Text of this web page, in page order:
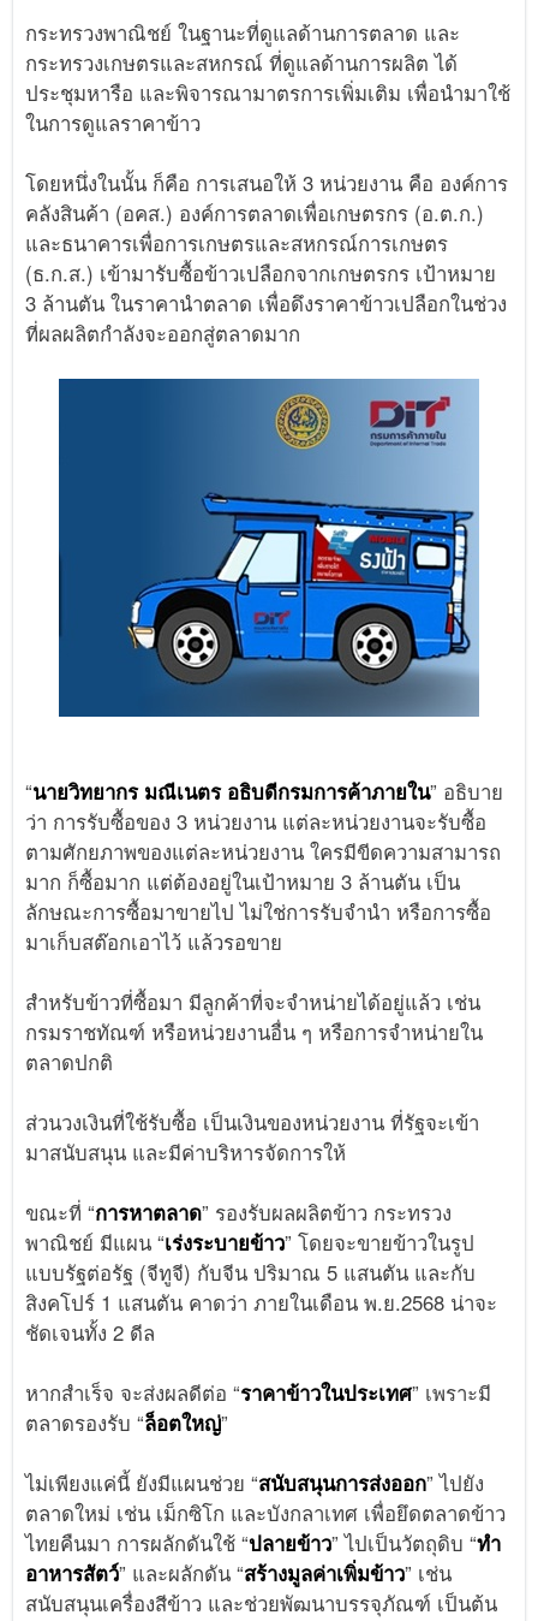
กระทรวงพาณิชย์ ในฐานะที่ดูแลด้านการตลาด และ
กระทรวงเกษตรและสหกรณ์ ที่ดูแลด้านการผลิต ได้
ประชุมหารือ และพิจารณามาตรการเพิ่มเติม เพื่อนำมาใช้
ในการดูแลราคาข้าว
โดยหนึ่งในนั้น ก็คือ การเสนอให้ 3 หน่วยงาน คือ องค์การ
คลังสินค้า (อคส.) องค์การตลาดเพื่อเกษตรกร (อ.ต.ก.)
และธนาคารเพื่อการเกษตรและสหกรณ์การเกษตร
(ธ.ก.ส.) เข้ามารับซื้อข้าวเปลือกจากเกษตรกร เป้าหมาย
3 ล้านตัน ในราคานำตลาด เพื่อดึงราคาข้าวเปลือกในช่วง
ที่ผลผลิตกำลังจะออกสู่ตลาดมาก
“นายวิทยากร มณีเนตร อธิบดีกรมการค้าภายใน” อธิบาย
ว่า การรับซื้อของ 3 หน่วยงาน แต่ละหน่วยงานจะรับซื้อ
ตามศักยภาพของแต่ละหน่วยงาน ใครมีขีดความสามารถ
มาก ก็ซื้อมาก แต่ต้องอยู่ในเป้าหมาย 3 ล้านตัน เป็น
ลักษณะการซื้อมาขายไป ไม่ใช่การรับจำนำ หรือการซื้อ
มาเก็บสต๊อกเอาไว้ แล้วรอขาย
สำหรับข้าวที่ซื้อมา มีลูกค้าที่จะจำหน่ายได้อยู่แล้ว เช่น
กรมราชทัณฑ์ หรือหน่วยงานอื่น ๆ หรือการจำหน่ายใน
ตลาดปกติ
ส่วนวงเงินที่ใช้รับซื้อ เป็นเงินของหน่วยงาน ที่รัฐจะเข้า
มาสนับสนุน และมีค่าบริหารจัดการให้
ขณะที่ “การหาตลาด” รองรับผลผลิตข้าว กระทรวง
พาณิชย์ มีแผน “เร่งระบายข้าว” โดยจะขายข้าวในรูป
แบบรัฐต่อรัฐ (จีทูจี) กับจีน ปริมาณ 5 แสนตัน และกับ
สิงคโปร์ 1 แสนตัน คาดว่า ภายในเดือน พ.ย.2568 น่าจะ
ชัดเจนทั้ง 2 ดีล
หากสำเร็จ จะส่งผลดีต่อ “ราคาข้าวในประเทศ” เพราะมี
ตลาดรองรับ “ล็อตใหญ่”
ไม่เพียงแค่นี้ ยังมีแผนช่วย “สนับสนุนการส่งออก” ไปยัง
ตลาดใหม่ เช่น เม็กซิโก และบังกลาเทศ เพื่อยึดตลาดข้าว
ไทยคืนมา การผลักดันใช้ “ปลายข้าว” ไปเป็นวัตถุดิบ “ทำ
อาหารสัตว์” และผลักดัน “สร้างมูลค่าเพิ่มข้าว” เช่น
สนับสนุนเครื่องสีข้าว และช่วยพัฒนาบรรจุภัณฑ์ เป็นต้น